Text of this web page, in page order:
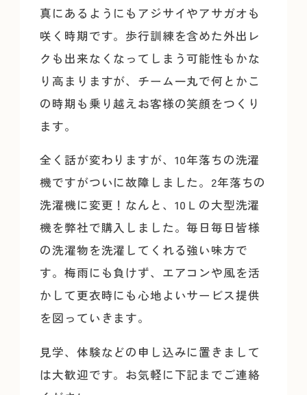
真にあるようにもアジサイやアサガオも
咲く時期です。歩行訓練を含めた外出レ
クも出来なくなってしまう可能性もかな
り高まりますが、チーム一丸で何とかこ
の時期も乗り越えお客様の笑顔をつくり
ます。
全く話が変わりますが、10年落ちの洗濯
機ですがついに故障しました。2年落ちの
洗濯機に変更！なんと、10Ｌの大型洗濯
機を弊社で購入しました。毎日毎日皆様
の洗濯物を洗濯してくれる強い味方で
す。梅雨にも負けず、エアコンや風を活
かして更衣時にも心地よいサービス提供
を図っていきます。
見学、体験などの申し込みに置きまして
は大歓迎です。お気軽に下記までご連絡